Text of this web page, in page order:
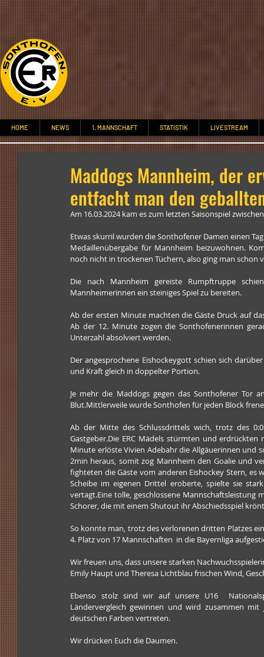
HOME NEWS 1. MANNSCHAFT STATISTIK LIVESTREAM
Maddogs Mannheim, der
entfacht man den
Am 16.03.2024 kam es zum letzten Saisonspiel
Etwas skurril wurden die Sonthofener Damen einen
Medaillenübergabe für Mannheim beizuwohnen.
noch nicht in trockenen Tüchern, also ging man schon
Die nach Mannheim gereiste Rumpftruppe
Mannheimerinnen ein steiniges Spiel zu bereiten.
Ab der ersten Minute machten die Gäste Druck auf
Ab der 12. Minute zogen die Sonthofenerinnen
Unterzahl absolviert werden.
Der angesprochene Eishockeygott schien sich
und Kraft gleich in doppelter Portion.
Je mehr die Maddogs gegen das Sonthofener Tor
Blut.Mittlerweile wurde Sonthofen für jeden Block
Ab der Mitte des Schlussdrittels wich, trotz des
Gastgeber.Die ERC Mädels stürmten und
Minute erlöste Vivien Adebahr die Allgäuerinnen und
2min heraus, somit zog Mannheim den Goalie und
fighteten die Gäste vom anderen Eishockey Stern, es
Scheibe im eigenen Drittel eroberte, spielte sie
vertagt.Eine tolle, geschlossene Mannschaftsleistung
Schorer, die mit einem Shutout ihr Abschiedsspiel
So konnte man, trotz des verlorenen dritten Platzes
4. Platz von 17 Mannschaften  in die Bayernliga
Wir freuen uns, dass unsere starken
Emily Haupt und Theresa Lichtblau frischen Wind,
Ebenso stolz sind wir auf unsere U16
Ländervergleich gewinnen und wird zusammen
deutschen Farben vertreten.
Wir drücken Euch die Daumen.